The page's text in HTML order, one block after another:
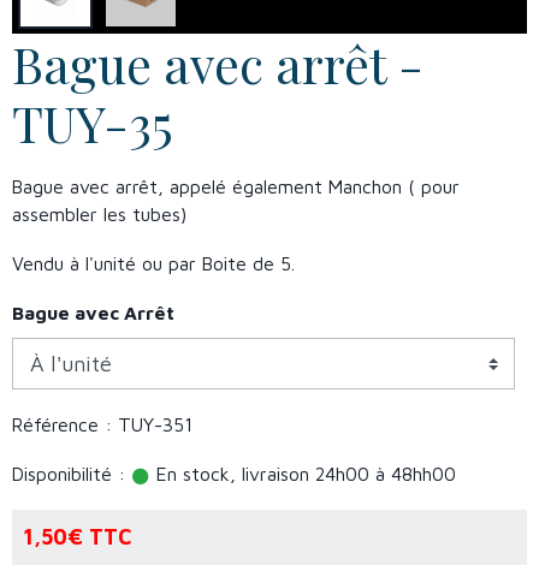
Bague avec arrêt -
TUY-35
Bague avec arrêt, appelé également Manchon ( pour
assembler les tubes)
Vendu à l'unité ou par Boite de 5.
Bague avec Arrêt
Référence : TUY-351
Disponibilité : En stock, livraison 24h00 à 48hh00
1,50€ TTC